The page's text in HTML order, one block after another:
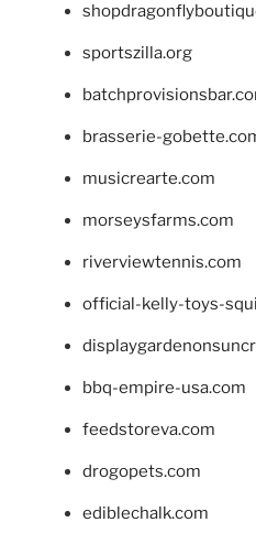
sportszilla.org
brasserie-
musicrearte.com
morseysfarms.com
riverviewtennis.com
official-kelly-toys-
bbq-empire-usa.com
feedstoreva.com
drogopets.com
ediblechalk.com